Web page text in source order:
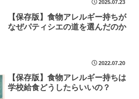
2025.07.23
【保存版】食物アレルギー持ちが
なぜパティシエの道を選んだのか
2022.07.20
【保存版】食物アレルギー持ちは
学校給食どうしたらいいの？